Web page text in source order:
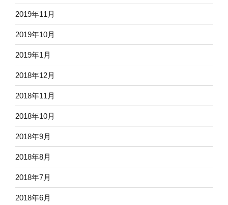
2019年11月
2019年10月
2019年1月
2018年12月
2018年11月
2018年10月
2018年9月
2018年8月
2018年7月
2018年6月